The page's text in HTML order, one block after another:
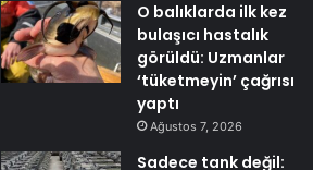
O balıklarda ilk kez
bulaşıcı hastalık
görüldü: Uzmanlar
‘tüketmeyin’ çağrısı
yaptı
Ağustos 7, 2026
Sadece tank değil: